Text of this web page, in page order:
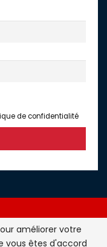
de confidentialité
améliorer votre
vous êtes d'accord